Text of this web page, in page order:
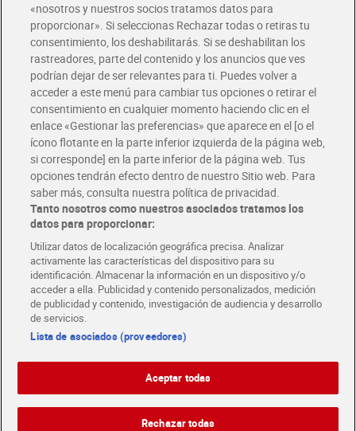
Glovo y Uber Eats
Solicita tu factura de Glovo o Uber Eats
Únete al CLUB Dia
Disfruta las ventajas y ofertas exclusivas.
Descárgate la APP Dia
Folletos y Tiendas
Descubre las mejores ofertas y busca tu tienda más cercana
Tarjeta MaX Dia
Te devuelve hasta 8€/mes de tus compras.
¡Solicita tu tarjeta de crédito aquí!
COMER MEJOR CADA DIA
COLABORA CON DIA ABRE TU TIENDA DIA CORPORATE
«nosotros y nuestros socios tratamos datos para
proporcionar». Si seleccionas Rechazar todas o retiras tu
consentimiento, los deshabilitarás. Si se deshabilitan los
rastreadores, parte del contenido y los anuncios que ves
podrían dejar de ser relevantes para ti. Puedes volver a
acceder a este menú para cambiar tus opciones o retirar el
consentimiento en cualquier momento haciendo clic en el
enlace «Gestionar las preferencias» que aparece en el [o el
ícono flotante en la parte inferior izquierda de la página web,
si corresponde] en la parte inferior de la página web. Tus
opciones tendrán efecto dentro de nuestro Sitio web. Para
saber más, consulta nuestra política de privacidad.
Tanto nosotros como nuestros asociados tratamos los
datos para proporcionar:
Utilizar datos de localización geográfica precisa. Analizar
activamente las características del dispositivo para su
identificación. Almacenar la información en un dispositivo y/o
acceder a ella. Publicidad y contenido personalizados, medición
de publicidad y contenido, investigación de audiencia y desarrollo
de servicios.
Lista de asociados (proveedores)
Aceptar todas
Rechazar todas